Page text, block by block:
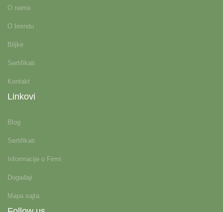
O nama
O brendu
Biljke
Sertifikati
Kontakt
Linkovi
Blog
Sertifikati
Informacije o Firmi
Događaji
Mapa sajta